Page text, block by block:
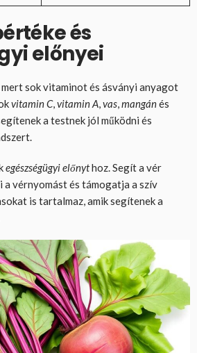
és
előnyei
sok vitaminot és ásványi anyagot
vitamin C,vitamin A,vas,mangánés
a testnek jól működni és
egészségügyi előnythoz. Segít a vér
a vérnyomást és támogatja a szív
is tartalmaz, amik segítenek a